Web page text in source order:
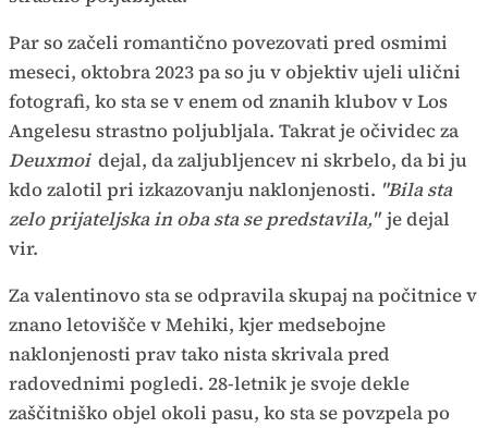
Par so začeli romantično povezovati pred osmimi
meseci, oktobra 2023 pa so ju v objektiv ujeli ulični
fotografi, ko sta se v enem od znanih klubov v Los
Angelesu strastno poljubljala. Takrat je očividec za
Deuxmoi dejal, da zaljubljencev ni skrbelo, da bi ju
kdo zalotil pri izkazovanju naklonjenosti. "Bila sta
zelo prijateljska in oba sta se predstavila," je dejal
vir.
Za valentinovo sta se odpravila skupaj na počitnice v
znano letovišče v Mehiki, kjer medsebojne
naklonjenosti prav tako nista skrivala pred
radovednimi pogledi. 28-letnik je svoje dekle
zaščitniško objel okoli pasu, ko sta se povzpela po